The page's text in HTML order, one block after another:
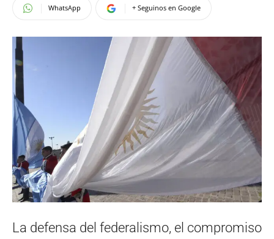
WhatsApp + Seguinos en Google
La defensa del federalismo, el compromiso